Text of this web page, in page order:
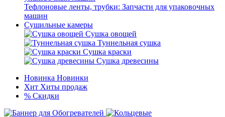
Тефлоновые ленты, трубки: Запчасти для упаковочных
машин
Сушильные камеры
Сушка овощей
Туннельная сушка
Сушка краски
Сушка древесины
Новинка Новинки
Хит Хиты продаж
% Скидки